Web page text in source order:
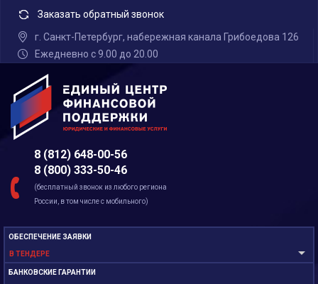
Заказать обратный звонок
г. Санкт-Петербург, набережная канала Грибоедова 126
Ежедневно с 9.00 до 20.00
8 (812) 648-00-56
8 (800) 333-50-46
(бесплатный звонок из любого региона
России, в том числе с мобильного)
ОБЕСПЕЧЕНИЕ ЗАЯВКИ
В ТЕНДЕРЕ
БАНКОВСКИЕ ГАРАНТИИ